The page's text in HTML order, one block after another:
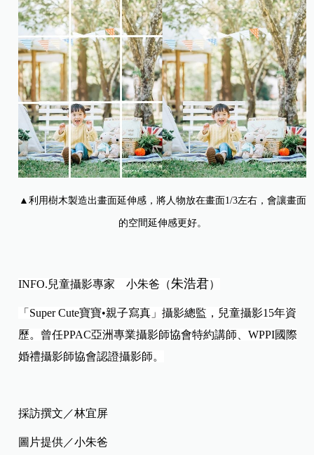
▲利用樹木製造出畫面延伸感，將人物放在畫面1/3左右，會讓畫面
的空間延伸感更好。
INFO.兒童攝影專家 小朱爸（朱浩君）
「Super Cute寶寶•親子寫真」攝影總監，兒童攝影15年資
歷。曾任PPAC亞洲專業攝影師協會特約講師、WPPI國際
婚禮攝影師協會認證攝影師。
採訪撰文／林宜屏
圖片提供／小朱爸